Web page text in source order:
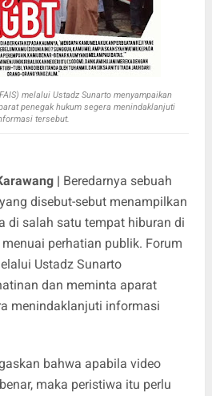
melalui Ustadz Sunarto menyampaikan
penegak hukum segera menindaklanjuti
tersebut.
| Beredarnya sebuah
disebut-sebut menampilkan
di salah satu tempat hiburan di
perhatian publik. Forum
Ustadz Sunarto
dan meminta aparat
menindaklanjuti informasi
bahwa apabila video
maka peristiwa itu perlu